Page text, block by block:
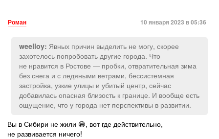
Роман 10 января 2023 в 05:36
weelloy: Явных причин выделить не могу, скорее
захотелось попробовать другие города. Что
не нравится в Ростове — пробки, отвратительная зима
без снега и с ледяными ветрами, бессистемная
застройка, узкие улицы и убитый центр, сейчас
добавилась опасная близость к границе. И вообще есть
ощущение, что у города нет перспективы в развитии.
Вы в Сибири не жили 😁, вот где действительно,
не развивается ничего!